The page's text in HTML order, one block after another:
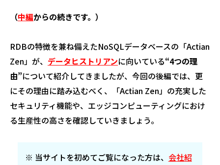
（中編からの続きです。）
RDBの特徴を兼ね備えたNoSQLデータベースの「Actian
Zen」が、 データヒストリアンに向いている“4つの理
由”について紹介してきましたが、今回の後編では、更
にその理由に踏み込むべく、「Actian Zen」の充実した
セキュリティ機能や、エッジコンピューティングにおけ
る生産性の高さを確認していきましょう。
※ 当サイトを初めてご覧になった方は、 会社紹